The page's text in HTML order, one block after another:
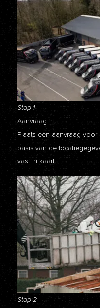
Stap 1
Aanvraag:
Plaats een aanvraag
basis van de
vast in kaart.
Stap 2